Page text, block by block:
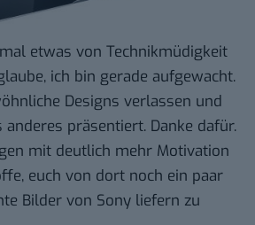
etwas von Technikmüdigkeit
ich bin gerade aufgewacht.
Designs verlassen und
präsentiert. Danke dafür.
mit deutlich mehr Motivation
euch von dort noch ein paar
Bilder von Sony liefern zu